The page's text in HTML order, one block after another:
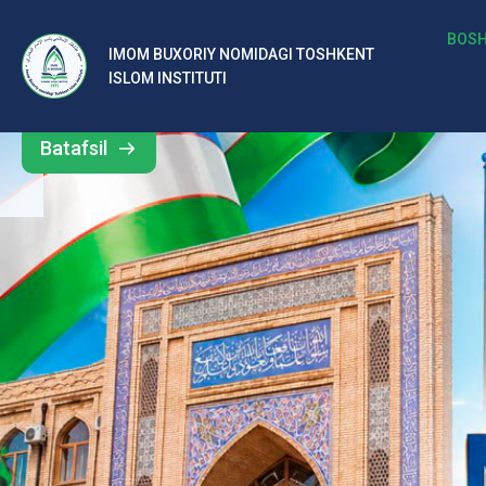
IMOM BUXORIY NOMIDAGI TOSHKENT
ISLOM INSTITUTI
b
al
ar
o‘
rt
a
si
d
Barcha
yangiliklar
Batafsil